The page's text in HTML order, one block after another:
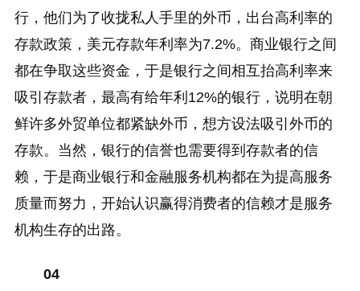
行，他们为了收拢私人手里的外币，出台高利率的
存款政策，美元存款年利率为7.2%。商业银行之间
都在争取这些资金，于是银行之间相互抬高利率来
吸引存款者，最高有给年利12%的银行，说明在朝
鲜许多外贸单位都紧缺外币，想方设法吸引外币的
存款。当然，银行的信誉也需要得到存款者的信
赖，于是商业银行和金融服务机构都在为提高服务
质量而努力，开始认识赢得消费者的信赖才是服务
机构生存的出路。
04